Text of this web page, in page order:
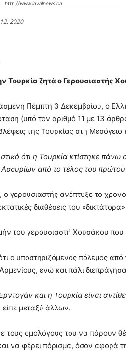
http://www.lavalnews.ca
2020
Τουρκία ζητά ο Γερουσιαστής
Πέμπτη 3 Δεκεμβρίου, ο
(υπό τον αριθμό 11 με 13
της Τουρκίας στη
ότι η Τουρκία κτίστηκε
από το τέλος του
ο γερουσιαστής ανέπτυξε το
διαθέσεις του
του γερουσιαστή Χουσάκου
ο υποστηριζόμενος πόλεμος
Αρμενίους, ενώ και πάλι
και η Τουρκία είναι
είπε μεταξύ άλλων.
τους ομολόγους του να πάρουν
να φέρει πόρισμα, όσον αφορά